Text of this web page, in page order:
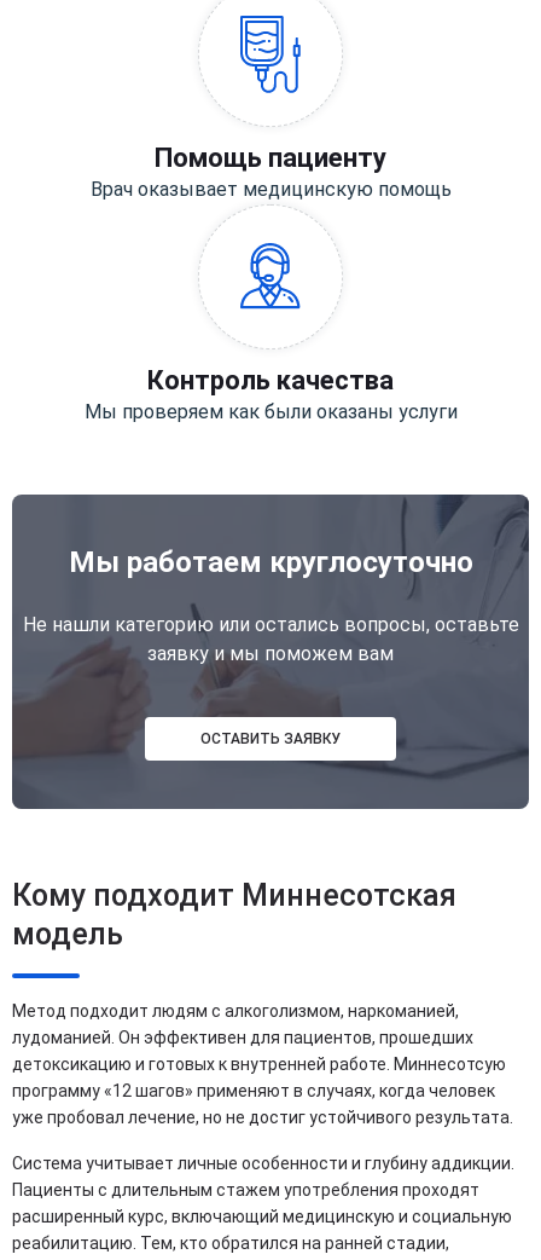
Помощь пациенту
Врач оказывает медицинскую помощь
Контроль качества
Мы проверяем как были оказаны услуги
Мы работаем круглосуточно
Не нашли категорию или остались вопросы, оставьте
заявку и мы поможем вам
ОСТАВИТЬ ЗАЯВКУ
Кому подходит Миннесотская
модель
Метод подходит людям с алкоголизмом, наркоманией,
лудоманией. Он эффективен для пациентов, прошедших
детоксикацию и готовых к внутренней работе. Миннесотсую
программу «12 шагов» применяют в случаях, когда человек
уже пробовал лечение, но не достиг устойчивого результата.
Система учитывает личные особенности и глубину аддикции.
Пациенты с длительным стажем употребления проходят
расширенный курс, включающий медицинскую и социальную
реабилитацию. Тем, кто обратился на ранней стадии,